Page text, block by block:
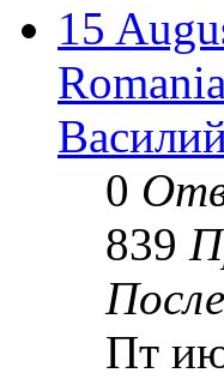
15
Romania
0
839
Пт